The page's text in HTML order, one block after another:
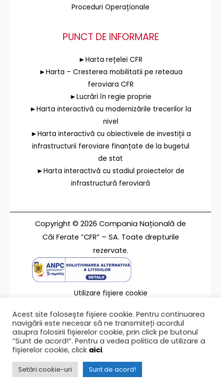
Proceduri Operaționale
PUNCT DE INFORMARE
►Harta rețelei CFR
►Harta – Cresterea mobilitatii pe reteaua
feroviara CFR
►Lucrări în regie proprie
►Harta interactivă cu modernizările trecerilor la
nivel
►Harta interactivă cu obiectivele de investiții a
infrastructurii feroviare finanțate de la bugetul
de stat
►Harta interactivă cu stadiul proiectelor de
infrastructură feroviară
Copyright © 2026 Compania Națională de
Căi Ferate ”CFR” – SA. Toate drepturile
rezervate.
Utilizare fișiere cookie
Contact
Ultima modificare a paginii 31/05/2021
Acest site folosește fișiere cookie. Pentru continuarea
navigării este necesar să ne transmiteți acordul
asupra folosirii fișierelor cookie, prin click pe butonul
“Sunt de acord!”. Pentru a vedea politica de utilizare a
fișierelor cookie, click aici.
Setări cookie-uri Sunt de acord!